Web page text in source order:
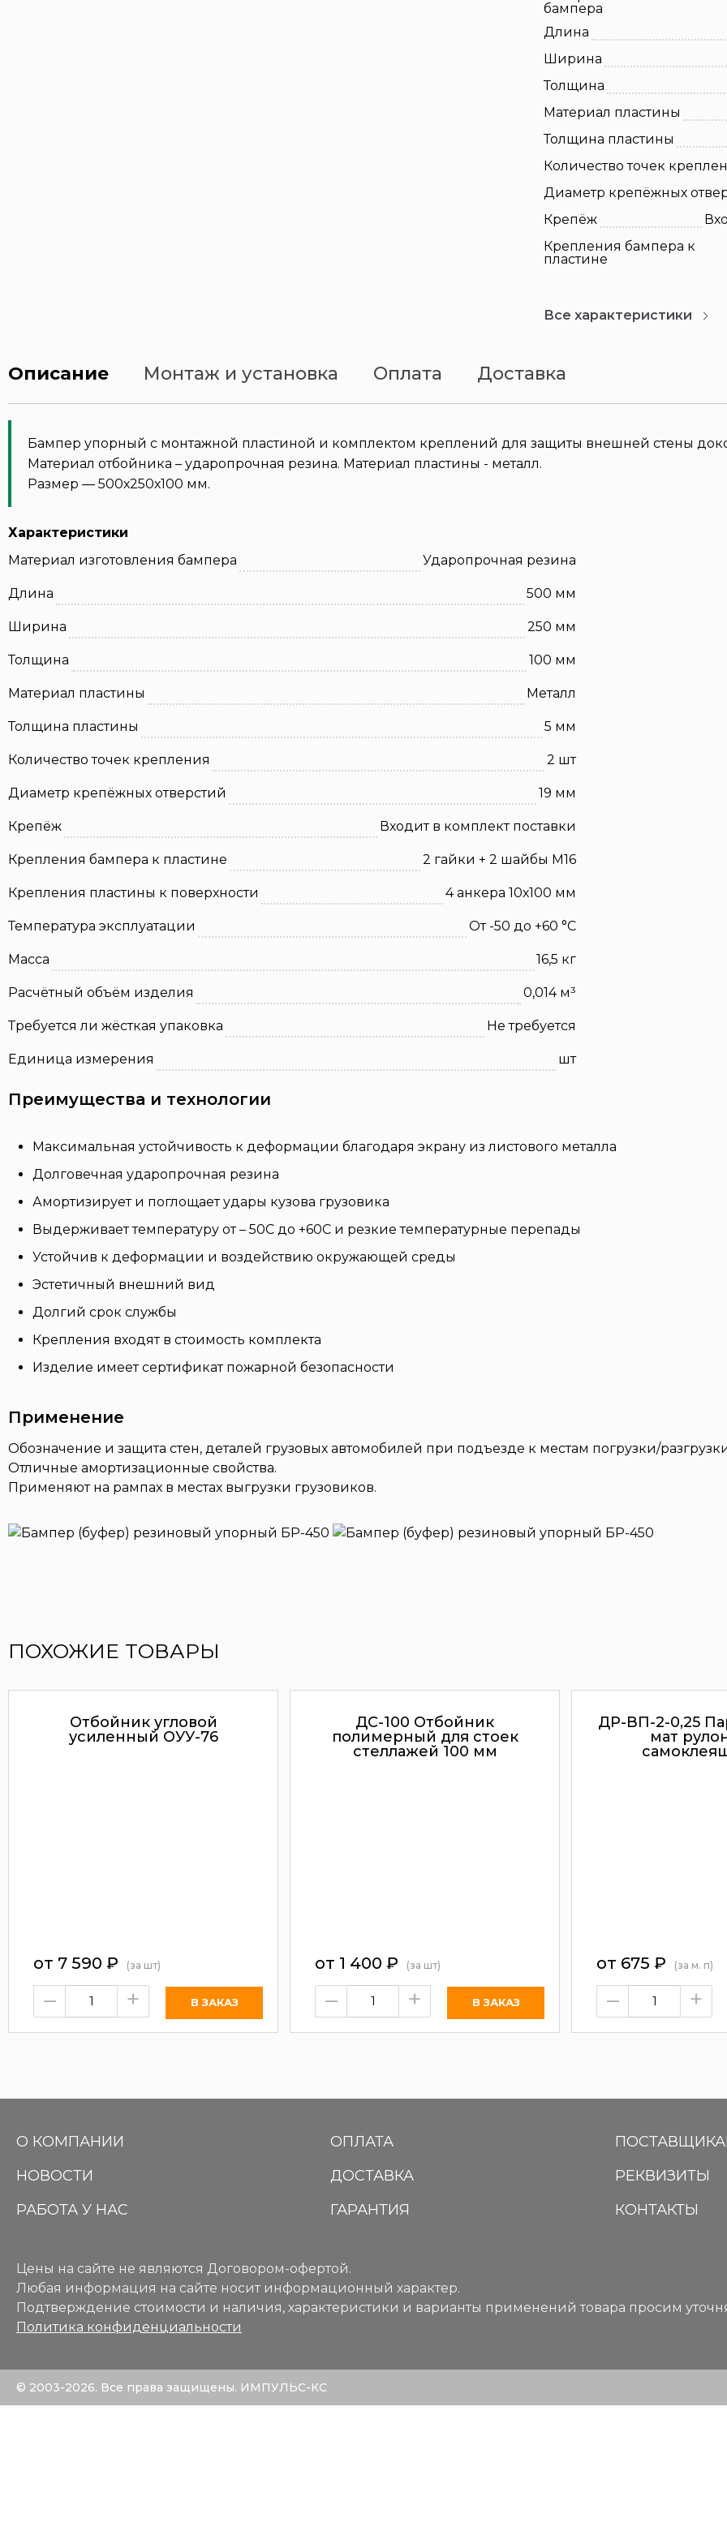
бампера
Длина
Ширина
Толщина
Материал пластины
Толщина пластины
Количество точек
Диаметр крепёжных
Крепёж
Крепления бампера к
пластине
Все характеристики
Описание Монтаж и установка Оплата Доставка
Бампер упорный с монтажной пластиной и комплектом креплений для защиты внешней стены
Материал отбойника – ударопрочная резина. Материал пластины - металл.
Размер — 500х250х100 мм.
Характеристики
Материал изготовления бампера
Ударопрочная резина
Длина 500 мм
Ширина 250 мм
Толщина 100 мм
Материал пластины Металл
Толщина пластины 5 мм
Количество точек крепления 2 шт
Диаметр крепёжных отверстий 19 мм
Крепёж Входит в комплект поставки
Крепления бампера к пластине 2 гайки + 2 шайбы М16
Крепления пластины к поверхности 4 анкера 10х100 мм
Температура эксплуатации От -50 до +60 °C
Масса 16,5 кг
Расчётный объём изделия 0,014 м³
Требуется ли жёсткая упаковка Не требуется
Единица измерения шт
Преимущества и технологии
Максимальная устойчивость к деформации благодаря экрану из листового металла
Долговечная ударопрочная резина
Амортизирует и поглощает удары кузова грузовика
Выдерживает температуру от – 50С до +60С и резкие температурные перепады
Устойчив к деформации и воздействию окружающей среды
Эстетичный внешний вид
Долгий срок службы
Крепления входят в стоимость комплекта
Изделие имеет сертификат пожарной безопасности
Применение
Обозначение и защита стен, деталей грузовых автомобилей при подъезде к местам погрузки/
Отличные амортизационные свойства.
Применяют на рампах в местах выгрузки грузовиков.
ПОХОЖИЕ ТОВАРЫ
Отбойник угловой
усиленный ОУУ-76
от 7 590 ₽ (за шт)
– +
ДС-100 Отбойник
полимерный для стоек
стеллажей 100 мм
от 1 400 ₽ (за шт)
– +
ДР-ВП-2-0,25
мат
от 675 ₽ (за м. п)
– +
О КОМПАНИИ
НОВОСТИ
РАБОТА У НАС
ОПЛАТА
ДОСТАВКА
ГАРАНТИЯ
РЕКВИЗИТЫ
КОНТАКТЫ
Цены на сайте не являются Договором-офертой.
Любая информация на сайте носит информационный характер.
Подтверждение стоимости и наличия, характеристики и варианты применений товара просим
Политика конфиденциальности
© 2003-2026. Все права защищены. ИМПУЛЬС-КС